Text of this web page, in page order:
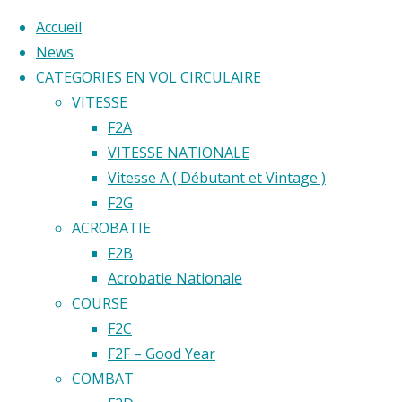
Accueil
News
CATEGORIES EN VOL CIRCULAIRE
VITESSE
F2A
VITESSE NATIONALE
Vitesse A ( Débutant et Vintage )
F2G
ACROBATIE
F2B
Acrobatie Nationale
COURSE
F2C
F2F – Good Year
COMBAT
Archive for
©2020 Vol circulaire commandé